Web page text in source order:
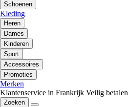
Schoenen
Kleding
Heren
Dames
Kinderen
Sport
Accessoires
Promoties
Merken
Klantenservice in Frankrijk Veilig betalen
Zoeken